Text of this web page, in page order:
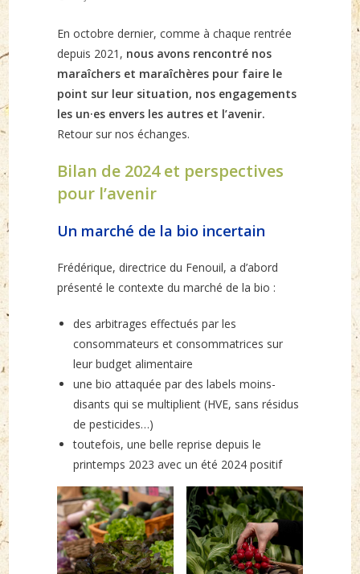
En octobre dernier, comme à chaque rentrée
depuis 2021, nous avons rencontré nos
maraîchers et maraîchères pour faire le
point sur leur situation, nos engagements
les un·es envers les autres et l’avenir.
Retour sur nos échanges.
Bilan de 2024 et perspectives
pour l’avenir
Un marché de la bio incertain
Frédérique, directrice du Fenouil, a d’abord
présenté le contexte du marché de la bio :
des arbitrages effectués par les
consommateurs et consommatrices sur
leur budget alimentaire
une bio attaquée par des labels moins-
disants qui se multiplient (HVE, sans résidus
de pesticides…)
toutefois, une belle reprise depuis le
printemps 2023 avec un été 2024 positif